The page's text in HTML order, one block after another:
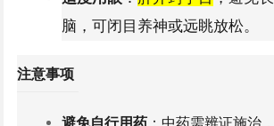
4. 日常保健脑，可闭目养神或远眺放松。
注意事项